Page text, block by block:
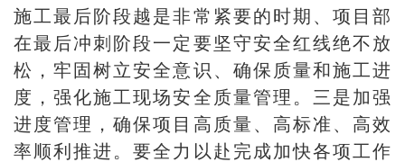
施工最后阶段越是非常紧要的时期、项目部
在最后冲刺阶段一定要坚守安全红线绝不放
松，牢固树立安全意识、确保质量和施工进
度，强化施工现场安全质量管理。三是加强
进度管理，确保项目高质量、高标准、高效
率顺利推进。要全力以赴完成加快各项工作